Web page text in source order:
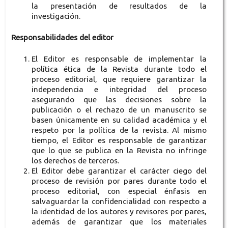
la presentación de resultados de la
investigación.
Responsabilidades del editor
El Editor es responsable de implementar la
política ética de la Revista durante todo el
proceso editorial, que requiere garantizar la
independencia e integridad del proceso
asegurando que las decisiones sobre la
publicación o el rechazo de un manuscrito se
basen únicamente en su calidad académica y el
respeto por la política de la revista. Al mismo
tiempo, el Editor es responsable de garantizar
que lo que se publica en la Revista no infringe
los derechos de terceros.
El Editor debe garantizar el carácter ciego del
proceso de revisión por pares durante todo el
proceso editorial, con especial énfasis en
salvaguardar la confidencialidad con respecto a
la identidad de los autores y revisores por pares,
además de garantizar que los materiales